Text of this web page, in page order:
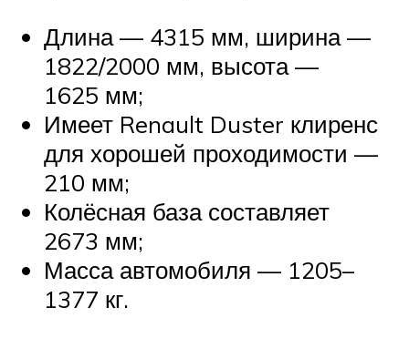
Длина — 4315 мм, ширина —
1822/2000 мм, высота —
1625 мм;
Имеет Renault Duster клиренс
для хорошей проходимости —
210 мм;
Колёсная база составляет
2673 мм;
Масса автомобиля — 1205–
1377 кг.